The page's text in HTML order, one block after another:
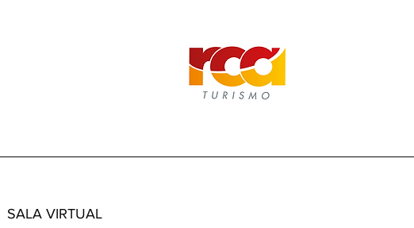
SALA VIRTUAL